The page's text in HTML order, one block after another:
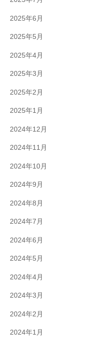
2025年6月
2025年5月
2025年4月
2025年3月
2025年2月
2025年1月
2024年12月
2024年11月
2024年10月
2024年9月
2024年8月
2024年7月
2024年6月
2024年5月
2024年4月
2024年3月
2024年2月
2024年1月